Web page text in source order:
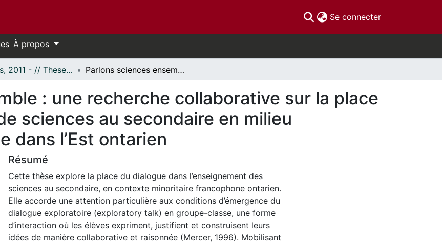
Se connecter(current)
À propos
- Thèses, 2011 - // Theses, 2011 - Parlons sciences ensemble : une recherche collaborative sur la place du dialogue en classe de sciences au secondaire en milieu minoritaire francophone dans l’Est ontarien
: une recherche collaborative sur la place
sciences au secondaire en milieu
dans l’Est ontarien
Résumé
Cette thèse explore la place du dialogue dans l’enseignement des
sciences au secondaire, en contexte minoritaire francophone ontarien.
Elle accorde une attention particulière aux conditions d’émergence du
dialogue exploratoire (exploratory talk) en groupe-classe, une forme
d’interaction où les élèves expriment, justifient et construisent leurs
idées de manière collaborative et raisonnée (Mercer, 1996). Mobilisant